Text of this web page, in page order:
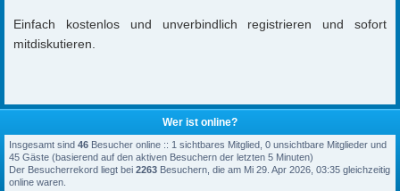
Einfach kostenlos und unverbindlich registrieren und sofort
mitdiskutieren.
Wer ist online?
Insgesamt sind 46 Besucher online :: 1 sichtbares Mitglied, 0 unsichtbare Mitglieder und
45 Gäste (basierend auf den aktiven Besuchern der letzten 5 Minuten)
Der Besucherrekord liegt bei 2263 Besuchern, die am Mi 29. Apr 2026, 03:35 gleichzeitig
online waren.